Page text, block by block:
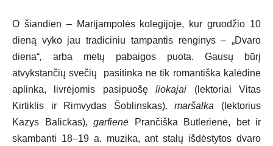
O šiandien – Marijampolės kolegijoje, kur gruodžio 10
dieną vyko jau tradiciniu tampantis renginys – „Dvaro
diena“, arba metų pabaigos puota. Gausų būrį
atvykstančių svečių pasitinka ne tik romantiška kalėdinė
aplinka, livrėjomis pasipuošęliokajai (lektoriai Vitas
Kirtiklis ir Rimvydas Šoblinskas), maršalka (lektorius
Kazys Balickas), garfienė
Prančiška Butlerienė, bet ir
skambanti 18–19 a. muzika, ant stalų išdėstytos dvaro